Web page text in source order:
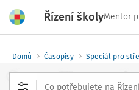
Řízení školyMentor
Domů Časopisy Speciál pro